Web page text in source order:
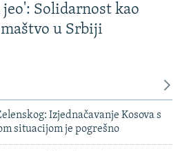
Solidarnost kao
u Srbiji
Izjednačavanje Kosova s
situacijom je pogrešno